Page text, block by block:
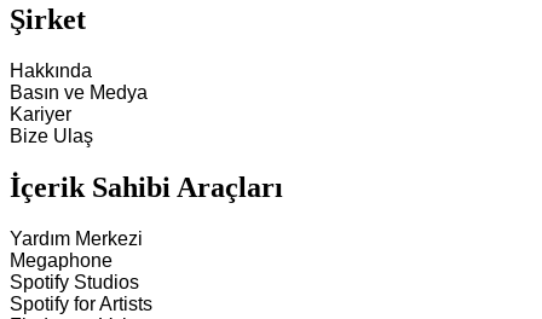
Şirket
Hakkında
Basın ve Medya
Kariyer
Bize Ulaş
İçerik Sahibi Araçları
Yardım Merkezi
Megaphone
Spotify Studios
Spotify for Artists